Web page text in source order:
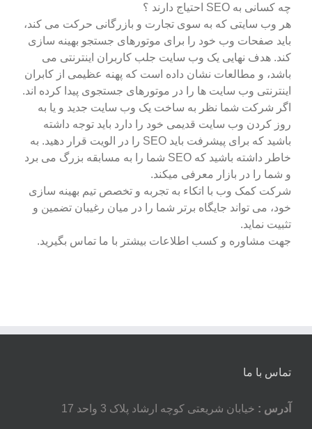
چه کسانی به SEO احتیاج دارند ؟
هر وب سایتی که به سوی تجارت و بازرگانی حرکت می کند،
باید صفحات وب خود را برای موتورهای جستجو بهینه سازی
کند. هدف نهایی یک وب سایت جلب کاربران اینترنتی می
باشد، و مطالعات نشان داده است که پهنه عظیمی از کابران
اینترنتی وب سایت ها را در موتورهای جستجوی پیدا کرده اند.
اگر شرکت شما نظر به ساخت یک وب سایت جدید و یا به
روز کردن وب سایت قدیمی خود را دارد باید توجه داشته
باشید که برای پیشرفت باید SEO را در الویت قرار دهید. به
خاطر داشته باشید که SEO شما را به مسابقه بزرگ می برد
و شما را در بازار معرفی میکند.
شرکت کمک وب با اتکاء به تجربه و تخصص تیم بهینه سازی
خود، می تواند جایگاه برتر شما را در میان رغیبان تضمین و
تثبیت نماید.
جهت مشاوره و کسب اطلاعات بیشتر با ما تماس بگیرید.
تماس با ما
آدرس : خیابان شریعتی کوچه ارشاد پلاک 3 واحد 17